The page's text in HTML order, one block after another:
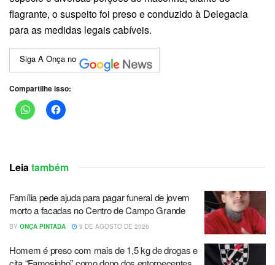
flagrante, o suspeito foi preso e conduzido à Delegacia
para as medidas legais cabíveis.
Siga A Onça no
Compartilhe isso:
Leiatambém
Família pede ajuda para pagar funeral de jovem
morto a facadas no Centro de Campo Grande
BY ONÇA PINTADA 9 DE AGOSTO DE 2026
Homem é preso com mais de 1,5 kg de drogas e